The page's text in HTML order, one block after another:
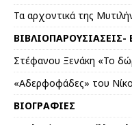
Τα αρχοντικά της
ΒΙΒΛΙΟΠΑΡΟΥΣΙΑΣΕΙΣ-
Στέφανου Ξενάκη «Το
«Αδερφοφάδες» του
ΒΙΟΓΡΑΦΙΕΣ